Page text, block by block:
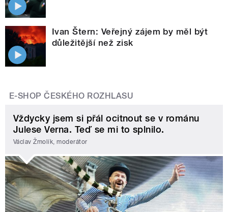
Ivan Štern: Veřejný zájem by měl být
důležitější než zisk
E-SHOP ČESKÉHO ROZHLASU
Vždycky jsem si přál ocitnout se v románu
Julese Verna. Teď se mi to splnilo.
Václav Žmolík, moderátor